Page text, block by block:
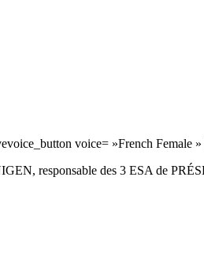
voice= »French Female
responsable des 3 ESA de